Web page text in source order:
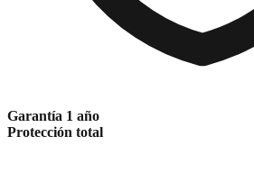
Garantía 1 año
Protección total